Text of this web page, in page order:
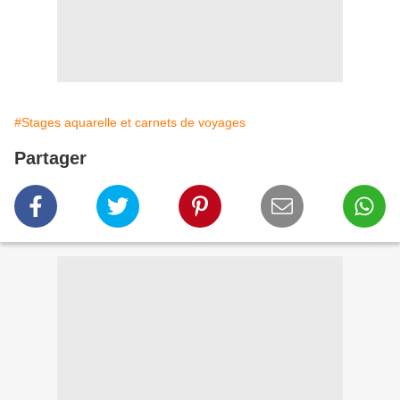
#Stages aquarelle et carnets de voyages
Partager